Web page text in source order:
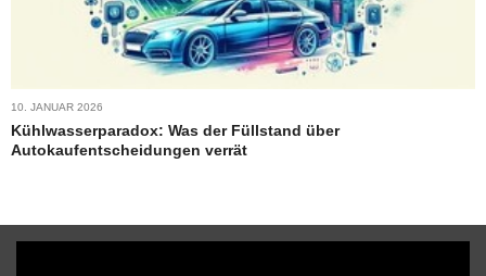
10. JANUAR 2026
Kühlwasserparadox: Was der Füllstand über
Autokaufentscheidungen verrät